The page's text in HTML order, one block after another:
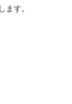
ます。